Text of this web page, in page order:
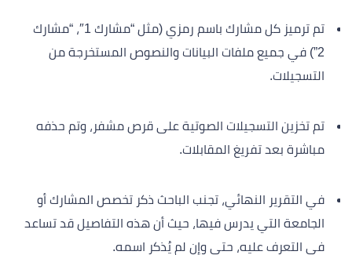
تم ترميز كل مشارك باسم رمزي (مثل “مشارك 1″، “مشارك
2”) في جميع ملفات البيانات والنصوص المستخرجة من
التسجيلات.
تم تخزين التسجيلات الصوتية على قرص مشفر، وتم حذفه
مباشرة بعد تفريغ المقابلات.
في التقرير النهائي، تجنب الباحث ذكر تخصص المشارك أو
الجامعة التي يدرس فيها، حيث أن هذه التفاصيل قد تساعد
في التعرف عليه، حتى وإن لم يُذكر اسمه.